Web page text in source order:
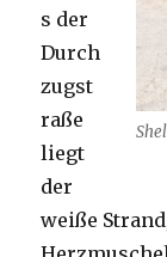
s der
Durch
zugst
raße
liegt
der
weiße